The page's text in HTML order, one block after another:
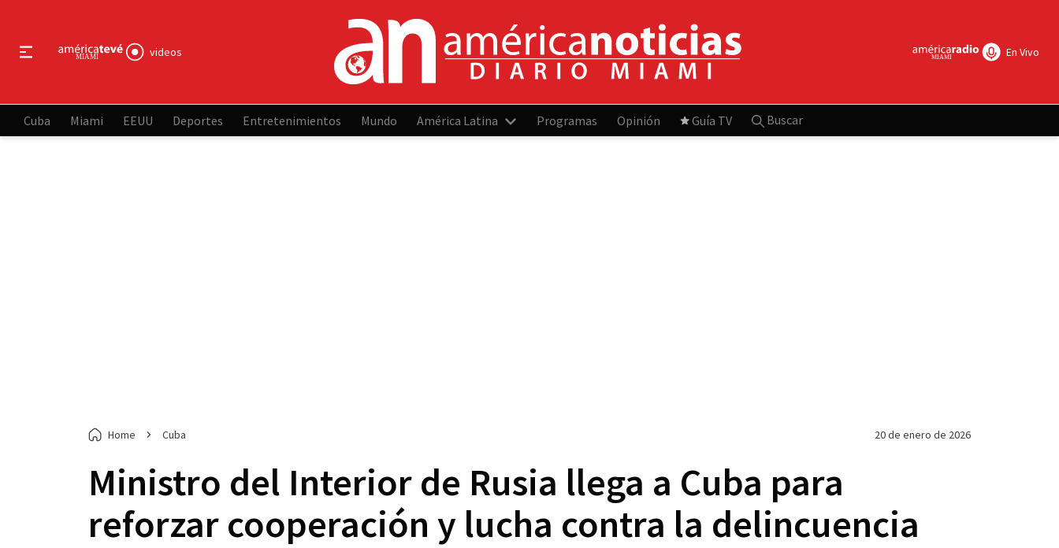
videos En Vivo
Cuba Miami EEUU Deportes Entretenimientos Mundo América Latina Programas Opinión Guía TV Buscar
Home Cuba 20 de enero de 2026
Ministro del Interior de Rusia llega a Cuba para
reforzar cooperación y lucha contra la delincuencia